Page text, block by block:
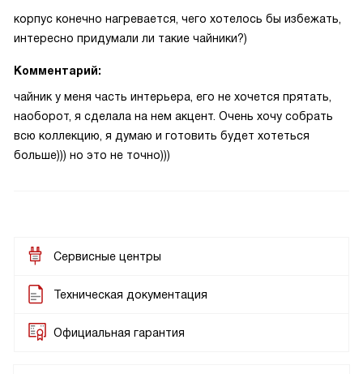
корпус конечно нагревается, чего хотелось бы избежать,
интересно придумали ли такие чайники?)
Комментарий:
чайник у меня часть интерьера, его не хочется прятать,
наоборот, я сделала на нем акцент. Очень хочу собрать
всю коллекцию, я думаю и готовить будет хотеться
больше))) но это не точно)))
Сервисные центры
Техническая документация
Официальная гарантия